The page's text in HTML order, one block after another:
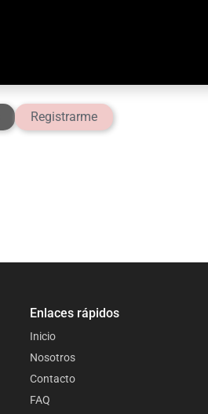
Registrarme
Enlaces rápidos
Inicio
Nosotros
Contacto
FAQ